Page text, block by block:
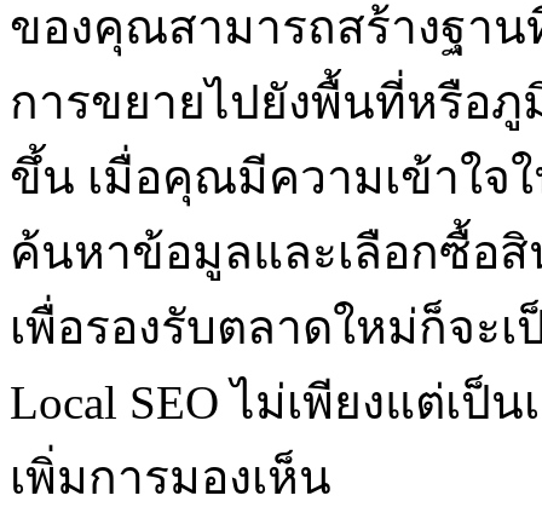
ของคุณสามารถสร้างฐา
การขยายไปยังพื้นที่หรือภู
ขึ้น เมื่อคุณมีความเข้าใจ
ค้นหาข้อมูลและเลือกซื้อ
เพื่อรองรับตลาดใหม่ก็จะ
Local SEO ไม่เพียงแต่เ
เพิ่มการมองเห็น